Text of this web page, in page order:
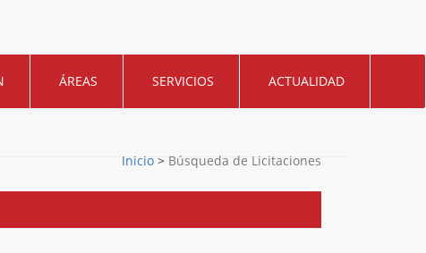
ÁREAS SERVICIOS ACTUALIDAD
Inicio > Búsqueda de Licitaciones